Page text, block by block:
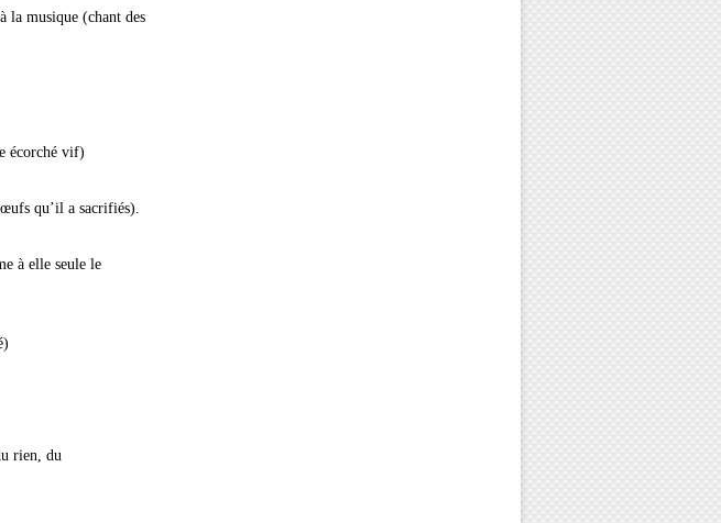
la musique (chant des
écorché vif)
qu’il a sacrifiés).
à elle seule le
rien, du